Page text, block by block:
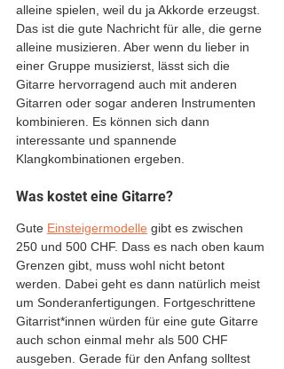
alleine spielen, weil du ja Akkorde erzeugst.
Das ist die gute Nachricht für alle, die gerne
alleine musizieren. Aber wenn du lieber in
einer Gruppe musizierst, lässt sich die
Gitarre hervorragend auch mit anderen
Gitarren oder sogar anderen Instrumenten
kombinieren. Es können sich dann
interessante und spannende
Klangkombinationen ergeben.
Was kostet eine Gitarre?
Gute Einsteigermodelle gibt es zwischen
250 und 500 CHF. Dass es nach oben kaum
Grenzen gibt, muss wohl nicht betont
werden. Dabei geht es dann natürlich meist
um Sonderanfertigungen. Fortgeschrittene
Gitarrist*innen würden für eine gute Gitarre
auch schon einmal mehr als 500 CHF
ausgeben. Gerade für den Anfang solltest